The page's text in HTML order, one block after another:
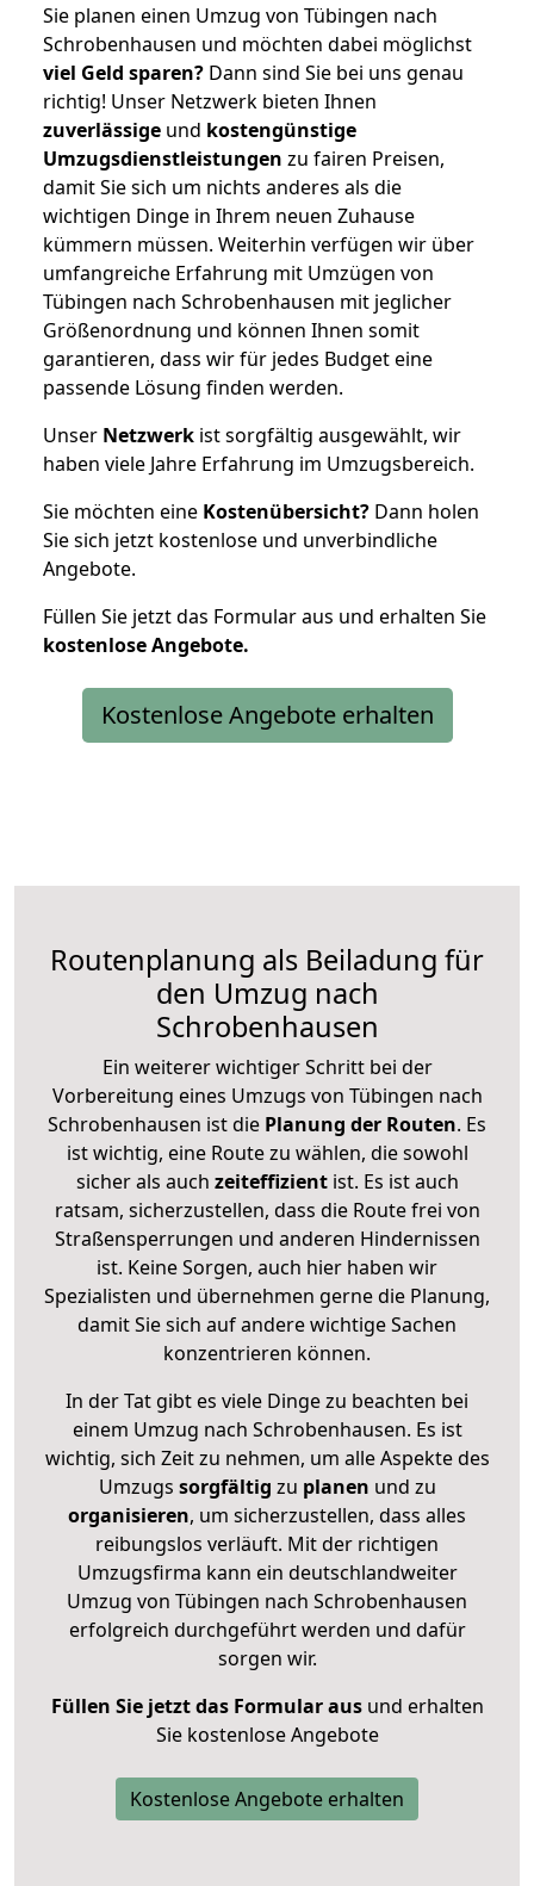
Sie planen einen Umzug von Tübingen nach
Schrobenhausen und möchten dabei möglichst
viel Geld sparen? Dann sind Sie bei uns genau
richtig! Unser Netzwerk bieten Ihnen
zuverlässige und kostengünstige
Umzugsdienstleistungen zu fairen Preisen,
damit Sie sich um nichts anderes als die
wichtigen Dinge in Ihrem neuen Zuhause
kümmern müssen. Weiterhin verfügen wir über
umfangreiche Erfahrung mit Umzügen von
Tübingen nach Schrobenhausen mit jeglicher
Größenordnung und können Ihnen somit
garantieren, dass wir für jedes Budget eine
passende Lösung finden werden.
Unser Netzwerk ist sorgfältig ausgewählt, wir
haben viele Jahre Erfahrung im Umzugsbereich.
Sie möchten eine Kostenübersicht? Dann holen
Sie sich jetzt kostenlose und unverbindliche
Angebote.
Füllen Sie jetzt das Formular aus und erhalten Sie
kostenloseAngebote.
Kostenlose Angebote erhalten
Routenplanung als Beiladung für
den Umzug nach
Schrobenhausen
Ein weiterer wichtiger Schritt bei der
Vorbereitung eines Umzugs von Tübingen nach
Schrobenhausen ist die Planung der Routen. Es
ist wichtig, eine Route zu wählen, die sowohl
sicher als auch zeiteffizientist. Es ist auch
ratsam, sicherzustellen, dass die Route frei von
Straßensperrungen und anderen Hindernissen
ist. Keine Sorgen, auch hier haben wir
Spezialisten und übernehmen gerne die Planung,
damit Sie sich auf andere wichtige Sachen
konzentrieren können.
In der Tat gibt es viele Dinge zu beachten bei
einem Umzug nach Schrobenhausen. Es ist
wichtig, sich Zeit zu nehmen, um alle Aspekte des
Umzugs sorgfältig zu planen und zu
organisieren, um sicherzustellen, dass alles
reibungslos verläuft. Mit der richtigen
Umzugsfirma kann ein deutschlandweiter
Umzug von Tübingen nach Schrobenhausen
erfolgreich durchgeführt werden und dafür
sorgen wir.
Füllen Sie jetzt das Formular ausund erhalten
Sie kostenlose Angebote
Kostenlose Angebote erhalten